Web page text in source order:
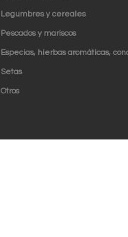
Legumbres y cereales
Pescados y mariscos
Especias, hierbas aromáticas,
Setas
Otros